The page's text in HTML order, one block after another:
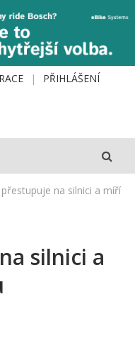
PŘIHLÁŠENÍ
přestupuje na silnici a míří
silnici a